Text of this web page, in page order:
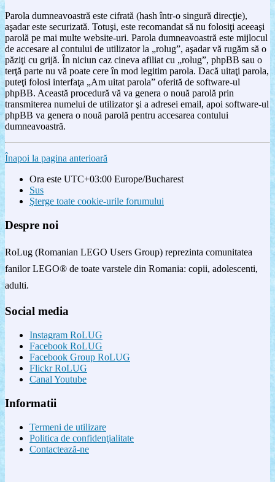
Parola dumneavoastră este cifrată (hash într-o singură direcţie),
aşadar este securizată. Totuşi, este recomandat să nu folosiţi aceeaşi
parolă pe mai multe website-uri. Parola dumneavoastră este mijlocul
de accesare al contului de utilizator la „rolug”, aşadar vă rugăm să o
păziţi cu grijă. În niciun caz cineva afiliat cu „rolug”, phpBB sau o
terţă parte nu vă poate cere în mod legitim parola. Dacă uitaţi parola,
puteţi folosi interfaţa „Am uitat parola” oferită de software-ul
phpBB. Această procedură vă va genera o nouă parolă prin
transmiterea numelui de utilizator şi a adresei email, apoi software-ul
phpBB va genera o nouă parolă pentru accesarea contului
dumneavoastră.
Înapoi la pagina anterioară
Ora este UTC+03:00 Europe/Bucharest
Sus
Şterge toate cookie-urile forumului
Despre noi
RoLug (Romanian LEGO Users Group) reprezinta comunitatea
fanilor LEGO® de toate varstele din Romania: copii, adolescenti,
adulti.
Social media
Instagram RoLUG
Facebook RoLUG
Facebook Group RoLUG
Flickr RoLUG
Canal Youtube
Informatii
Termeni de utilizare
Politica de confidenţialitate
Contactează-ne